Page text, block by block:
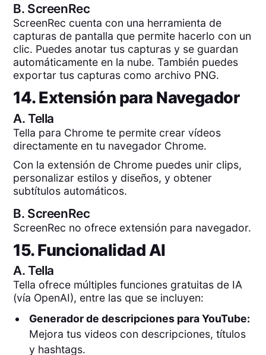
B. ScreenRec
ScreenRec cuenta con una herramienta de
capturas de pantalla que permite hacerlo con un
clic. Puedes anotar tus capturas y se guardan
automáticamente en la nube. También puedes
exportar tus capturas como archivo PNG.
14. Extensión para Navegador
A.Tella
Tella para Chrome te permite crear vídeos
directamente en tu navegador Chrome.
Con la extensión de Chrome puedes unir clips,
personalizar estilos y diseños, y obtener
subtítulos automáticos.
B. ScreenRec
ScreenRec no ofrece extensión para navegador.
15. Funcionalidad AI
A.Tella
Tella ofrece múltiples funciones gratuitas de IA
(vía OpenAI), entre las que se incluyen:
Generador de descripciones para YouTube:
Mejora tus videos con descripciones, títulos
y hashtags.